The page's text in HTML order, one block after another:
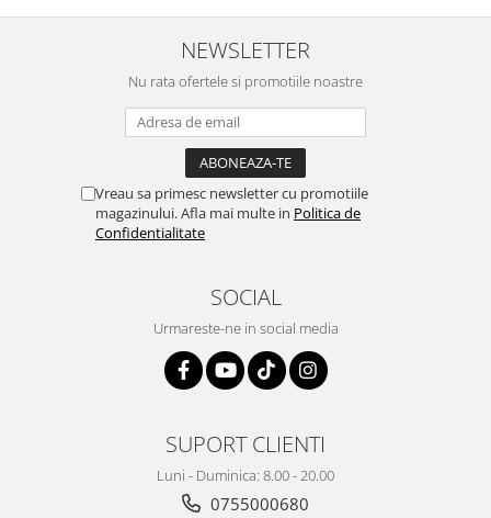
NEWSLETTER
Nu rata ofertele si promotiile noastre
Vreau sa primesc newsletter cu promotiile
magazinului. Afla mai multe in Politica de
Confidentialitate
SOCIAL
Urmareste-ne in social media
SUPORT CLIENTI
Luni - Duminica: 8.00 - 20.00
0755000680